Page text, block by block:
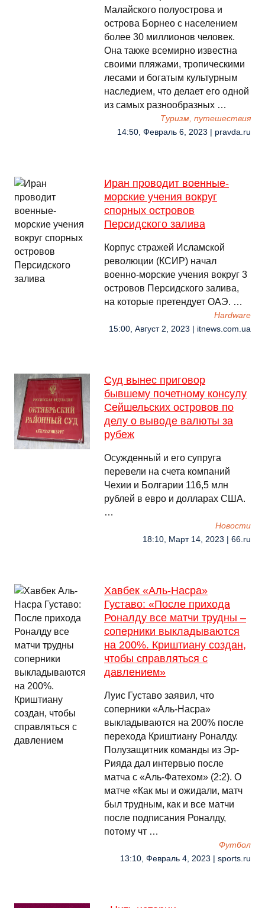
Малайского полуострова и
острова Борнео с населением
более 30 миллионов человек.
Она также всемирно известна
своими пляжами, тропическими
лесами и богатым культурным
наследием, что делает его одной
из самых разнообразных …
Туризм, путешествия
14:50, Февраль 6, 2023 | pravda.ru
Иран проводит военные-
морские учения вокруг
спорных островов
Персидского залива
Корпус стражей Исламской
революции (КСИР) начал
военно-морские учения вокруг 3
островов Персидского залива,
на которые претендует ОАЭ. …
Hardware
15:00, Август 2, 2023 | itnews.com.ua
Суд вынес приговор
бывшему почетному консулу
Сейшельских островов по
делу о выводе валюты за
рубеж
Осужденный и его супруга
перевели на счета компаний
Чехии и Болгарии 116,5 млн
рублей в евро и долларах США.
…
Новости
18:10, Март 14, 2023 | 66.ru
Хавбек «Аль-Насра»
Густаво: «После прихода
Роналду все матчи трудны –
соперники выкладываются
на 200%. Криштиану создан,
чтобы справляться с
давлением»
Луис Густаво заявил, что
соперники «Аль-Насра»
выкладываются на 200% после
перехода Криштиану Роналду.
Полузащитник команды из Эр-
Рияда дал интервью после
матча с «Аль-Фатехом» (2:2). О
матче «Как мы и ожидали, матч
был трудным, как и все матчи
после подписания Роналду,
потому чт …
Футбол
13:10, Февраль 4, 2023 | sports.ru